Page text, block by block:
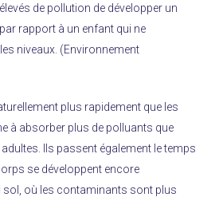
de pollution de développer un
rapport à un enfant qui ne
niveaux. (Environnement
plus rapidement que les
à absorber plus de polluants que
Ils passent également le temps
se développent encore
sol, où les contaminants sont plus